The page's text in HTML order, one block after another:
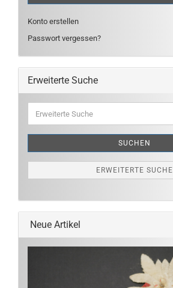
Konto erstellen
Passwort vergessen?
Erweiterte Suche
Suche
SUCHEN
ERWEITERTE SUCHE
Neue Artikel